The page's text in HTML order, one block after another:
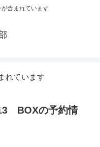
含まれています
れています
BOXの予約情